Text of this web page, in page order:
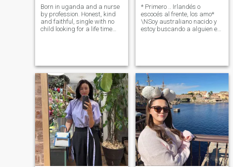
Born in uganda and a nurse
by profession. Honest, kind
and faithful, single with no
child looking for a life time
like to learn differe
* Primero .. Irlandés o
escocés al frente, los amo*
\NSoy australiano nacido y
estoy buscando a alguien en
tengan ideas afines. \N *Si te
he dado como favorito, con
mucho gusto charlaré
contigo 😊